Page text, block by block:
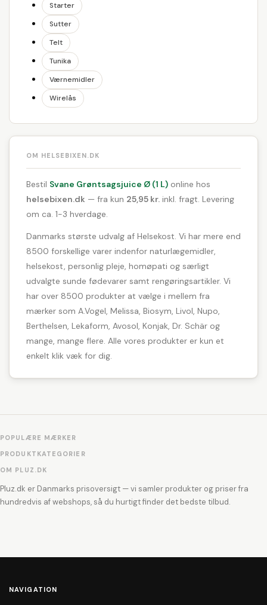
Starter
Sutter
Telt
Tunika
Værnemidler
Wirelås
OM HELSEBIXEN.DK
Bestil Svane Grøntsagsjuice Ø (1 L) online hos
helsebixen.dk — fra kun 25,95 kr. inkl. fragt. Levering
om ca. 1-3 hverdage.
Danmarks største udvalg af Helsekost. Vi har mere end
8500 forskellige varer indenfor naturlægemidler,
helsekost, personlig pleje, homøpati og særligt
udvalgte sunde fødevarer samt rengøringsartikler. Vi
har over 8500 produkter at vælge i mellem fra
mærker som A.Vogel, Melissa, Biosym, Livol, Nupo,
Berthelsen, Lekaform, Avosol, Konjak, Dr. Schär og
mange, mange flere. Alle vores produkter er kun et
enkelt klik væk for dig.
POPULÆRE MÆRKER
PRODUKTKATEGORIER
OM PLUZ.DK
Pluz.dk er Danmarks prisoversigt — vi samler produkter og priser fra
hundredvis af webshops, så du hurtigt finder det bedste tilbud.
NAVIGATION